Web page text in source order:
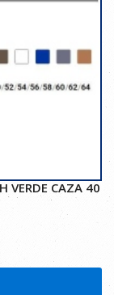
VERDE CAZA 40